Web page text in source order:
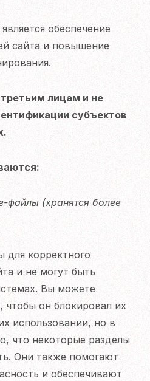
обеспечение
сайта и повышение
лицам и не
субъектов
файлы (хранятся более
корректного
и не могут быть
Вы можете
чтобы он блокировал их
использовании, но в
что некоторые разделы
Они также помогают
и обеспечивают